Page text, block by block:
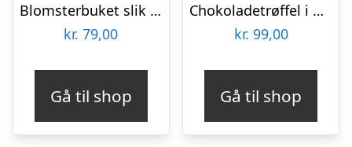
Blomsterbuket slik – Look-O-Look
kr. 79,00
Gå til shop
Chokoladetrøffel i Champagneflaske
kr. 99,00
Gå til shop